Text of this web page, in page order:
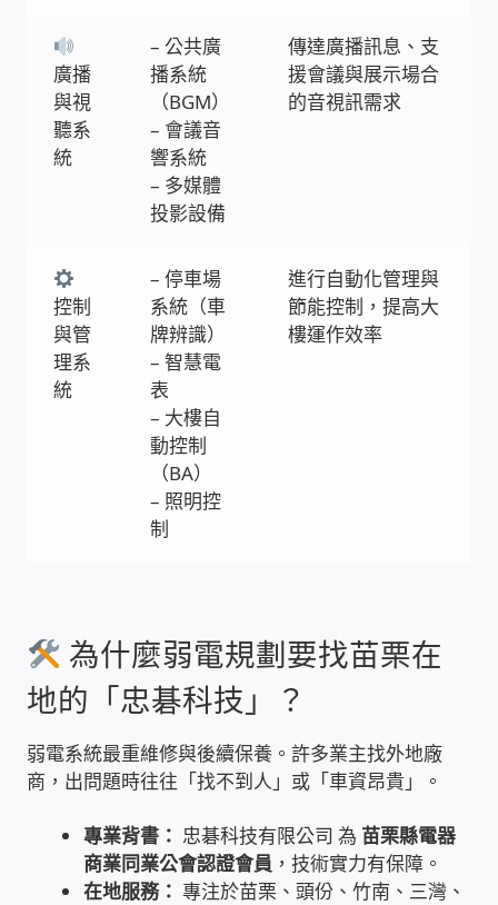
居易科技DrayTek/裕笠科技Ublink
印表列印伺服器
虛擬機 Virtual machine VirtualBox Hyper-V
光纖網路
TP-Link TAIWAN(普聯技術)
PHP程式設計
網路 工具 軟體 手冊
監視器租賃方案
防盜保全-安防設備
鎧鋒企業(KCA)智能監視系統
廣播
與視
聽系
統
– 公共廣
播系統
（BGM）
– 會議音
響系統
– 多媒體
投影設備
傳達廣播訊息、支
援會議與展示場合
的音視訊需求
控制
與管
理系
統
– 停車場
系統（車
牌辨識）
– 智慧電
表
– 大樓自
動控制
（BA）
– 照明控
制
進行自動化管理與
節能控制，提高大
樓運作效率
為什麼弱電規劃要找苗栗在
地的「忠碁科技」？
弱電系統最重維修與後續保養。許多業主找外地廠
商，出問題時往往「找不到人」或「車資昂貴」。
專業背書： 忠碁科技有限公司 為 苗栗縣電器
商業同業公會認證會員 ，技術實力有保障。
在地服務： 專注於苗栗、頭份、竹南、三灣、